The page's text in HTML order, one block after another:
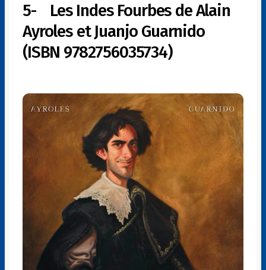
5- Les Indes Fourbes de Alain
Ayroles et Juanjo Guarnido
(ISBN 9782756035734)